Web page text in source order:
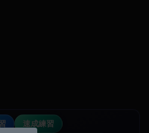
速成練習